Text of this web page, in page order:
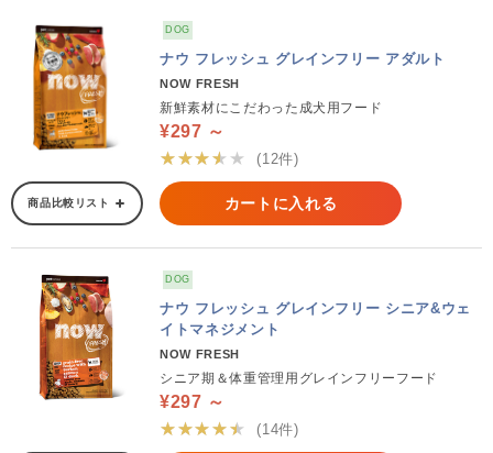
DOG
ナウ フレッシュ グレインフリー アダルト
NOW FRESH
新鮮素材にこだわった成犬用フード
¥297 ～
★★★★★
(12件)
商品比較リスト カートに入れる
DOG
ナウ フレッシュ グレインフリー シニア&ウェ
イトマネジメント
NOW FRESH
シニア期＆体重管理用グレインフリーフード
¥297 ～
★★★★★
(14件)